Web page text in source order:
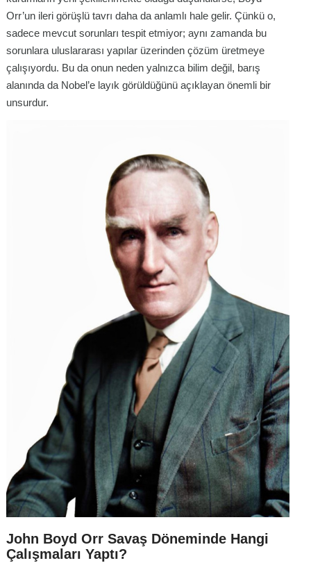
Orr’un ileri görüşlü tavrı daha da anlamlı hale gelir. Çünkü o,
sadece mevcut sorunları tespit etmiyor; aynı zamanda bu
sorunlara uluslararası yapılar üzerinden çözüm üretmeye
çalışıyordu. Bu da onun neden yalnızca bilim değil, barış
alanında da Nobel’e layık görüldüğünü açıklayan önemli bir
unsurdur.
John Boyd Orr Savaş Döneminde Hangi
Çalışmaları Yaptı?